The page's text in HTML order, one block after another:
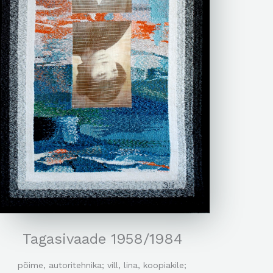
Tagasivaade 1958/1984
põime, autoritehnika; vill, lina, koopiakile;